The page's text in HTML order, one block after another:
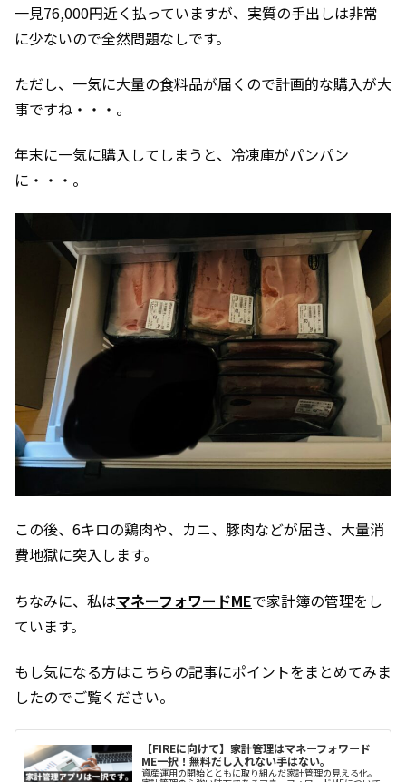
一見76,000円近く払っていますが、実質の手出しは非常
に少ないので全然問題なしです。
ただし、一気に大量の食料品が届くので計画的な購入が大
事ですね・・・。
年末に一気に購入してしまうと、冷凍庫がパンパン
に・・・。
この後、6キロの鶏肉や、カニ、豚肉などが届き、大量消
費地獄に突入します。
ちなみに、私はマネーフォワードMEで家計簿の管理をし
ています。
もし気になる方はこちらの記事にポイントをまとめてみま
したのでご覧ください。
【FIREに向けて】家計管理はマネーフォワード
ME一択！無料だし入れない手はない。
資産運用の開始とともに取り組んだ家計管理の見える化。